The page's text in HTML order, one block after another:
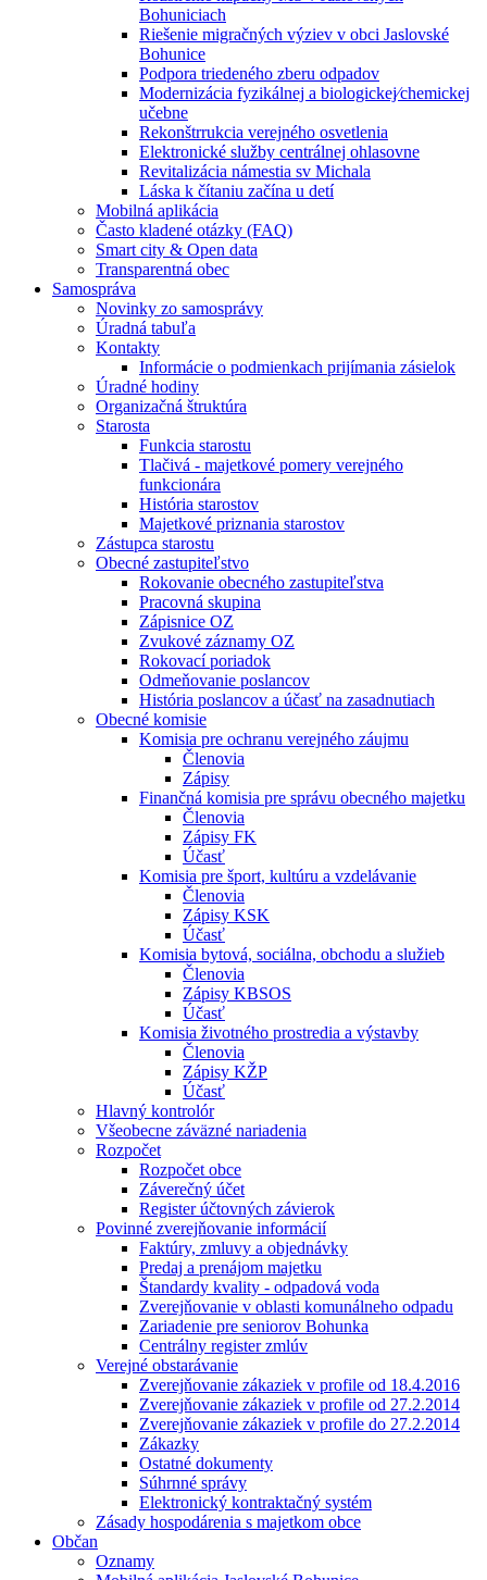
Bohuniciach
Riešenie migračných výziev v obci Jaslovské
Bohunice
Podpora triedeného zberu odpadov
Modernizácia fyzikálnej a biologickej⁄chemickej
učebne
Rekonštrrukcia verejného osvetlenia
Elektronické služby centrálnej ohlasovne
Revitalizácia námestia sv Michala
Láska k čítaniu začína u detí
Mobilná aplikácia
Často kladené otázky (FAQ)
Smart city & Open data
Transparentná obec
Samospráva
Novinky zo samosprávy
Úradná tabuľa
Kontakty
Informácie o podmienkach prijímania zásielok
Úradné hodiny
Organizačná štruktúra
Starosta
Funkcia starostu
Tlačivá - majetkové pomery verejného
funkcionára
História starostov
Majetkové priznania starostov
Zástupca starostu
Obecné zastupiteľstvo
Rokovanie obecného zastupiteľstva
Pracovná skupina
Zápisnice OZ
Zvukové záznamy OZ
Rokovací poriadok
Odmeňovanie poslancov
História poslancov a účasť na zasadnutiach
Obecné komisie
Komisia pre ochranu verejného záujmu
Členovia
Zápisy
Finančná komisia pre správu obecného majetku
Členovia
Zápisy FK
Účasť
Komisia pre šport, kultúru a vzdelávanie
Členovia
Zápisy KSK
Účasť
Komisia bytová, sociálna, obchodu a služieb
Členovia
Zápisy KBSOS
Účasť
Komisia životného prostredia a výstavby
Členovia
Zápisy KŽP
Účasť
Hlavný kontrolór
Všeobecne záväzné nariadenia
Rozpočet
Rozpočet obce
Záverečný účet
Register účtovných závierok
Povinné zverejňovanie informácií
Faktúry, zmluvy a objednávky
Predaj a prenájom majetku
Štandardy kvality - odpadová voda
Zverejňovanie v oblasti komunálneho odpadu
Zariadenie pre seniorov Bohunka
Centrálny register zmlúv
Verejné obstarávanie
Zverejňovanie zákaziek v profile od 18.4.2016
Zverejňovanie zákaziek v profile od 27.2.2014
Zverejňovanie zákaziek v profile do 27.2.2014
Zákazky
Ostatné dokumenty
Súhrnné správy
Elektronický kontraktačný systém
Zásady hospodárenia s majetkom obce
Občan
Oznamy